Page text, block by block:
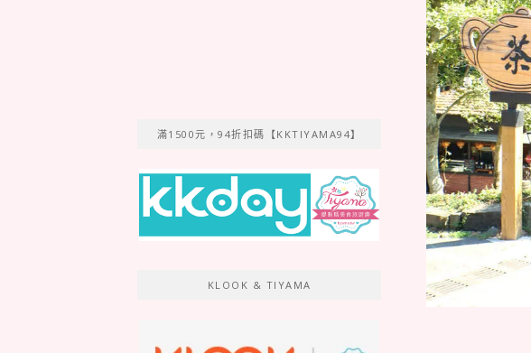
滿1500元，94折扣碼【KKTIYAMA94】
KLOOK & TIYAMA